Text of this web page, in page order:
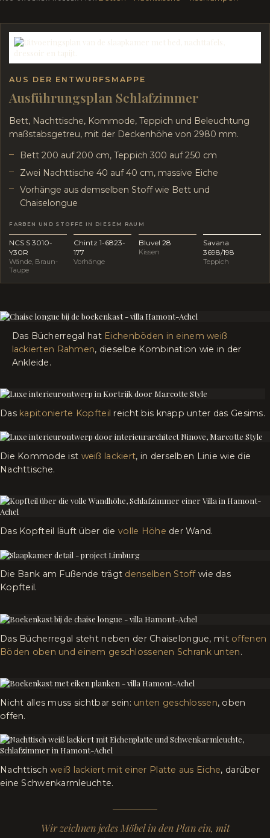
AUS DER ENTWURFSMAPPE
Ausführungsplan Schlafzimmer
Bett, Nachttische, Kommode, Teppich und Beleuchtung
maßstabsgetreu, mit der Deckenhöhe von 2980 mm.
Bett 200 auf 200 cm, Teppich 300 auf 250 cm
Zwei Nachttische 40 auf 40 cm, massive Eiche
Vorhänge aus demselben Stoff wie Bett und
Chaiselongue
FARBEN UND STOFFE IN DIESEM RAUM
NCS S 3010-
Y30R
Wände, Braun-
Taupe
Chintz 1-6823-
177
Vorhänge
Bluvel 28
Kissen
Savana
3698/198
Teppich
Das Bücherregal hat Eichenböden in einem weiß
lackierten Rahmen, dieselbe Kombination wie in der
Ankleide.
Das kapitonierte Kopfteil reicht bis knapp unter das Gesims.
Die Kommode ist weiß lackiert, in derselben Linie wie die
Nachttische.
Das Kopfteil läuft über die volle Höhe der Wand.
Die Bank am Fußende trägt denselben Stoffwie das
Kopfteil.
Das Bücherregal steht neben der Chaiselongue, mit offenen
Böden oben und einem geschlossenen Schrank unten.
Nicht alles muss sichtbar sein: unten geschlossen, oben
offen.
Nachttischweiß lackiert mit einer Platte aus Eiche, darüber
eine Schwenkarmleuchte.
Wir zeichnen jedes Möbel in den Plan ein, mit